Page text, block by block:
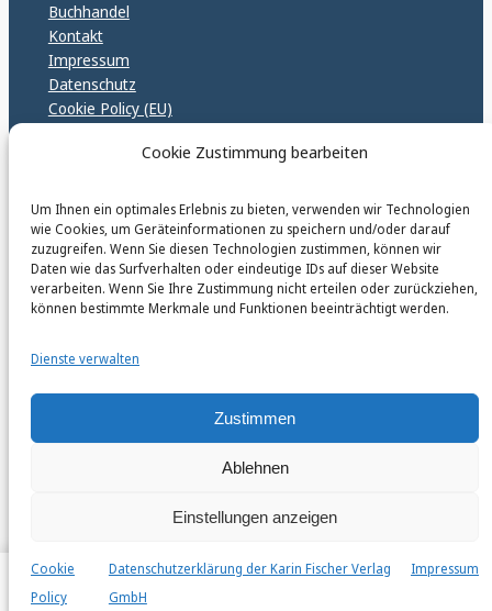
Cookie Zustimmung bearbeiten
Um Ihnen ein optimales Erlebnis zu bieten, verwenden wir Technologien
wie Cookies, um Geräteinformationen zu speichern und/oder darauf
zuzugreifen. Wenn Sie diesen Technologien zustimmen, können wir
Daten wie das Surfverhalten oder eindeutige IDs auf dieser Website
verarbeiten. Wenn Sie Ihre Zustimmung nicht erteilen oder zurückziehen,
können bestimmte Merkmale und Funktionen beeinträchtigt werden.
Dienste verwalten
Zustimmen
Ablehnen
Einstellungen anzeigen
Cookie
Policy
Datenschutzerklärung der Karin Fischer Verlag
GmbH
Impressum
Buchhandel
Kontakt
Impressum
Datenschutz
Cookie Policy (EU)
karinfischerverlag_ac
@karinfischerverlag_ac
Follow
© 2026 by Karin Fischer Verlag GmbH
Home Autor*innen